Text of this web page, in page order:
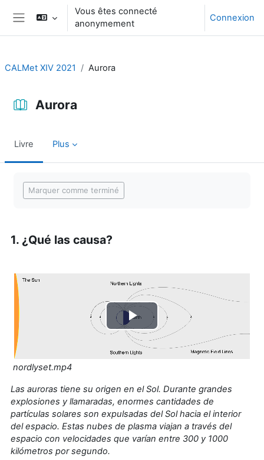
Passer au contenu principal
Panneau latéral
Vous êtes connecté
anonymement
Connexion
CALMet XIV 2021 Aurora
Aurora
Livre Plus
Marquer comme terminé
1. ¿Qué las causa?
Lire
la
vidéo
nordlyset.mp4
Las auroras tiene su origen en el Sol. Durante grandes
explosiones y llamaradas, enormes cantidades de
partículas solares son expulsadas del Sol hacia el interior
del espacio. Estas nubes de plasma viajan a través del
espacio con velocidades que varían entre 300 y 1000
kilómetros por segundo.